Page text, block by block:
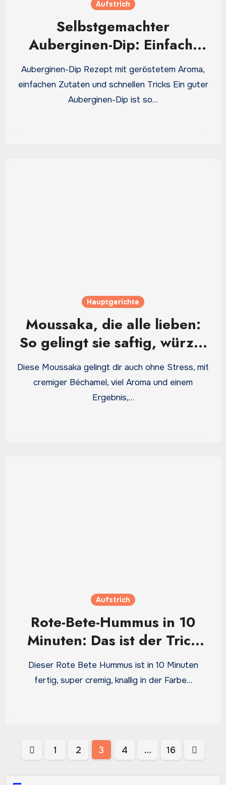
Aufstrich
Selbstgemachter
Auberginen-Dip: Einfach,
lecker und ideal zum
Vorbereiten
Auberginen-Dip Rezept mit geröstetem Aroma,
einfachen Zutaten und schnellen Tricks Ein guter
Auberginen-Dip ist so…
Hauptgerichte
Moussaka, die alle lieben:
So gelingt sie saftig, würzig
und nicht trocken
Diese Moussaka gelingt dir auch ohne Stress, mit
cremiger Béchamel, viel Aroma und einem
Ergebnis,…
Aufstrich
Rote-Bete-Hummus in 10
Minuten: Das ist der Trick
für die perfekte Cremigkeit
Dieser Rote Bete Hummus ist in 10 Minuten
fertig, super cremig, knallig in der Farbe…
Seitennummerierung
der
1 2 3 4 … 16